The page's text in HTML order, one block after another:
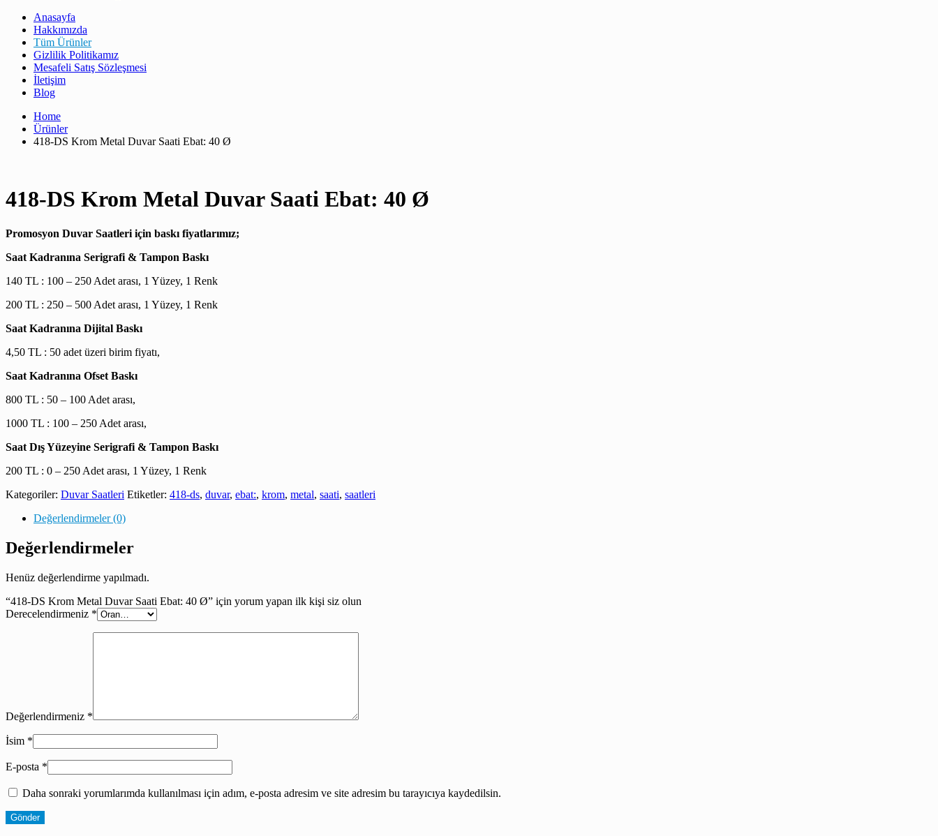
Anasayfa
Hakkımızda
Tüm Ürünler
Gizlilik Politikamız
Mesafeli Satış Sözleşmesi
İletişim
Blog
Home
Ürünler
418-DS Krom Metal Duvar Saati Ebat: 40 Ø
418-DS Krom Metal Duvar Saati Ebat: 40 Ø
Promosyon Duvar Saatleri için baskı fiyatlarımız;
Saat Kadranına Serigrafi & Tampon Baskı
140 TL : 100 – 250 Adet arası, 1 Yüzey, 1 Renk
200 TL : 250 – 500 Adet arası, 1 Yüzey, 1 Renk
Saat Kadranına Dijital Baskı
4,50 TL : 50 adet üzeri birim fiyatı,
Saat Kadranına Ofset Baskı
800 TL : 50 – 100 Adet arası,
1000 TL : 100 – 250 Adet arası,
Saat Dış Yüzeyine Serigrafi & Tampon Baskı
200 TL : 0 – 250 Adet arası, 1 Yüzey, 1 Renk
Kategoriler: Duvar Saatleri Etiketler: 418-ds, duvar, ebat:, krom, metal, saati, saatleri
Değerlendirmeler (0)
Değerlendirmeler
Henüz değerlendirme yapılmadı.
“418-DS Krom Metal Duvar Saati Ebat: 40 Ø” için yorum yapan ilk kişi siz olun
Derecelendirmeniz *
Değerlendirmeniz *
İsim *
E-posta *
Daha sonraki yorumlarımda kullanılması için adım, e-posta adresim ve site adresim bu tarayıcıya kaydedilsin.